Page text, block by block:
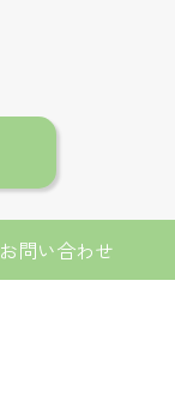
お問い合わせ